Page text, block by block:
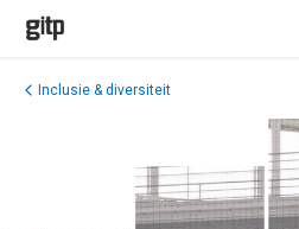
GITP
Inclusie & diversiteit